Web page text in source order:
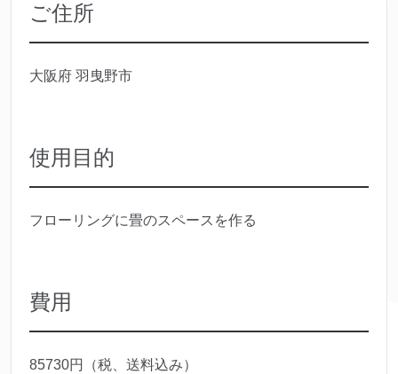
ご住所
大阪府 羽曳野市
使用目的
フローリングに畳のスペースを作る
費用
85730円（税、送料込み）